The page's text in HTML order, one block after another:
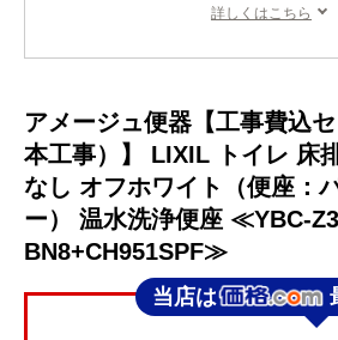
詳しくはこちら
アメージュ便器【工事費込
本工事）】 LIXIL トイレ 床
なし オフホワイト（便座：
ー） 温水洗浄便座 ≪YBC-
BN8+CH951SPF≫
当店は